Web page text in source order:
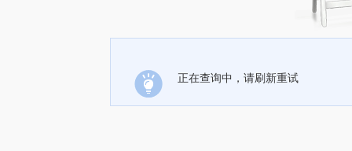
正在查询中，请刷新重试